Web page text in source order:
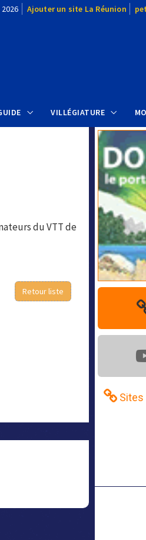
Ajouter un site La Réunion
VILLÉGIATURE
du VTT de
Retour liste
Sites